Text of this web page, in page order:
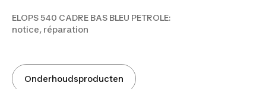
ELOPS 540 CADRE BAS BLEU PETROLE:
notice, réparation
Onderhoudsproducten